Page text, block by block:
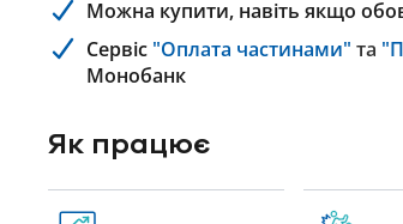
Можна купити, навіть якщо
Сервіс "Оплата частинами" та
Монобанк
Як працює